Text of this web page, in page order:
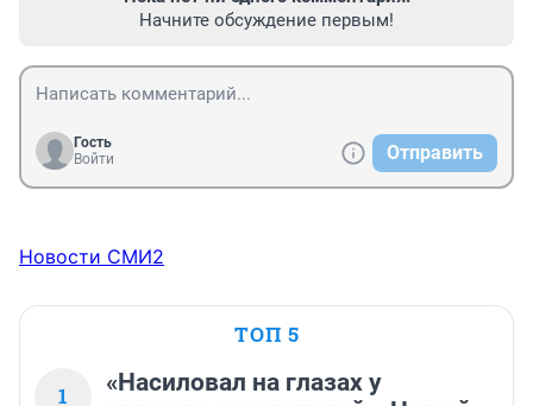
Начните обсуждение первым!
Гость
Войти
Отправить
Новости СМИ2
ТОП 5
1
«Насиловал на глазах у